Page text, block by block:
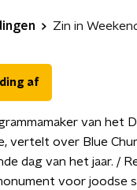
Zin in
af
van het
vertelt over Blue
dag van het jaar. /
voor joodse